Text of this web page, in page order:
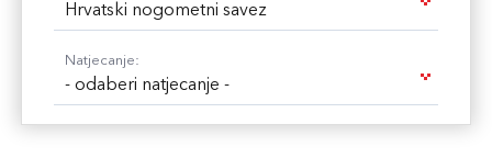
Hrvatski nogometni savez
Natjecanje:
- odaberi natjecanje -